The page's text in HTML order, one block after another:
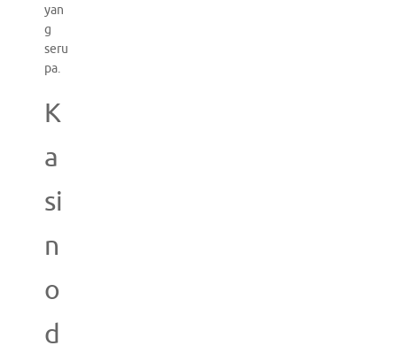
yan
g
seru
pa.
K
a
si
n
o
d